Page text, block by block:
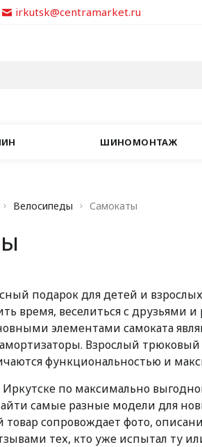
irkutsk@centramarket.ru
ШИНОМОНТАЖ
Велосипеды Самокаты
подарок для детей и
время, веселиться с друзьями
элементами самоката
Взрослый
функциональностью и
Иркутске по максимально
самые разные модели для
сопровождает фото,
тех, кто уже испытал ту